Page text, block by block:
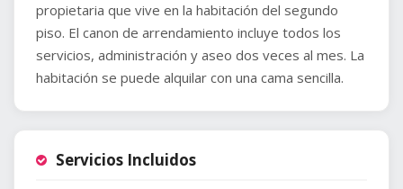
propietaria que vive en la habitación del segundo
piso. El canon de arrendamiento incluye todos los
servicios, administración y aseo dos veces al mes. La
habitación se puede alquilar con una cama sencilla.
Servicios Incluidos